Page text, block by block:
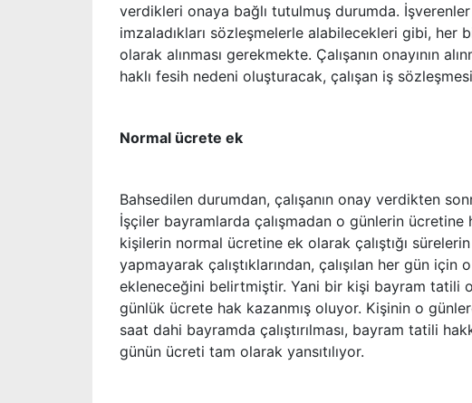
verdikleri onaya bağlı tutulmuş durumda.
imzaladıkları sözleşmelerle alabilecekleri gibi, her
olarak alınması gerekmekte. Çalışanın onayının
haklı fesih nedeni oluşturacak, çalışan iş
Normal ücrete ek
Bahsedilen durumdan, çalışanın onay verdikten
İşçiler bayramlarda çalışmadan o günlerin ücretine
kişilerin normal ücretine ek olarak çalıştığı
yapmayarak çalıştıklarından, çalışılan her gün
ekleneceğini belirtmiştir. Yani bir kişi bayram tatili
günlük ücrete hak kazanmış oluyor. Kişinin o
saat dahi bayramda çalıştırılması, bayram tatili
günün ücreti tam olarak yansıtılıyor.